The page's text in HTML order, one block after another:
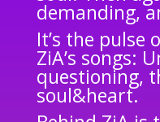
demanding,
It’s the pulse
ZiA’s songs:
questioning,
soul&heart.